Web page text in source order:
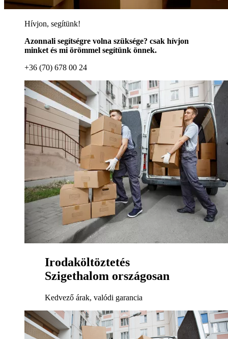
Hívjon, segítünk!
Azonnali segítségre volna szüksége? csak hívjon
minket és mi örömmel segítünk önnek.
+36 (70) 678 00 24
Irodaköltöztetés
Szigethalom országosan
Kedvező árak, valódi garancia